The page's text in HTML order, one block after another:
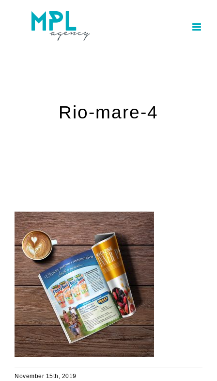
Rio-mare-4
November 15th, 2019